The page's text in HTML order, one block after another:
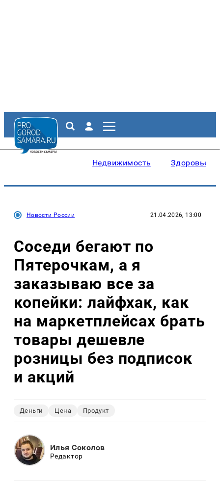
Недвижимость Здоровье
Новости России 21.04.2026, 13:00
Соседи бегают по
Пятерочкам, а я
заказываю все за
копейки: лайфхак, как
на маркетплейсах брать
товары дешевле
розницы без подписок
и акций
Деньги Цена Продукт
Илья Соколов
Редактор